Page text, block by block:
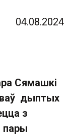
04.08.2024
Сямашкі
дыптых
з
пары